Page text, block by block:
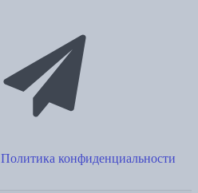
Политика конфиденциальности